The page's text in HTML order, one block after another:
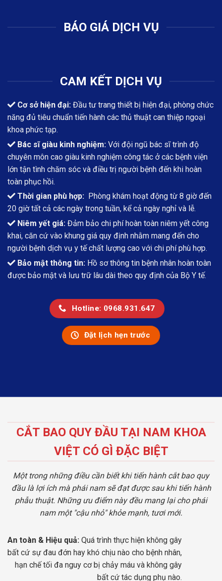
BÁO GIÁ DỊCH VỤ
CAM KẾT DỊCH VỤ
Cơ sở hiện đại: Đầu tư trang thiết bị hiện đại, phòng chức
năng đủ tiêu chuẩn tiến hành các thủ thuật can thiệp ngoại
khoa phức tạp.
Bác sĩ giàu kinh nghiệm: Với đội ngũ bác sĩ trình độ
chuyên môn cao giàu kinh nghiệm công tác ở các bệnh viện
lớn tận tình chăm sóc và điều trị người bệnh đến khi hoàn
toàn phục hồi.
Thời gian phù hợp: Phòng khám hoạt động từ 8 giờ đến
20 giờ tất cả các ngày trong tuần, kể cả ngày nghỉ và lễ.
Niêm yết giá: Đảm bảo chi phí hoàn toàn niêm yết công
khai, căn cứ vào khung giá quy định nhằm mang đến cho
người bệnh dịch vụ y tế chất lượng cao với chi phí phù hợp.
Bảo mật thông tin: Hồ sơ thông tin bệnh nhân hoàn toàn
được bảo mật và lưu trữ lâu dài theo quy định của Bộ Y tế.
Hotline: 0968.931.647
Đặt lịch hẹn trước
CẮT BAO QUY ĐẦU TẠI NAM KHOA
VIỆT CÓ GÌ ĐẶC BIỆT
Một trong những điều cần biết khi tiến hành cắt bao quy
đầu là lợi ích mà phái nam sẽ đạt được sau khi tiến hành
phẫu thuật. Những ưu điểm này đều mang lại cho phái
nam một "cậu nhỏ" khỏe mạnh, tươi mới.
An toàn & Hiệu quả: Quá trình thực hiện không gây
bất cứ sự đau đớn hay khó chịu nào cho bệnh nhân,
hạn chế tối đa nguy cơ bị chảy máu và không gây
bất cứ tác dụng phụ nào.